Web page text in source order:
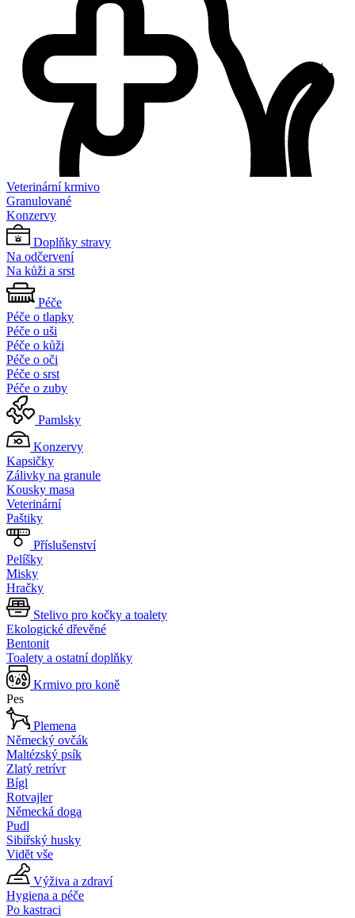
Veterinární krmivo
Granulované
Konzervy
Doplňky stravy
Na odčervení
Na kůži a srst
Péče
Péče o tlapky
Péče o uši
Péče o kůži
Péče o oči
Péče o srst
Péče o zuby
Pamlsky
Konzervy
Kapsičky
Zálivky na granule
Kousky masa
Veterinární
Paštiky
Příslušenství
Pelíšky
Misky
Hračky
Stelivo pro kočky a toalety
Ekologické dřevěné
Bentonit
Toalety a ostatní doplňky
Krmivo pro koně
Pes
Plemena
Německý ovčák
Maltézský psík
Zlatý retrívr
Bígl
Rotvajler
Německá doga
Pudl
Sibiřský husky
Vidět vše
Výživa a zdraví
Hygiena a péče
Po kastraci